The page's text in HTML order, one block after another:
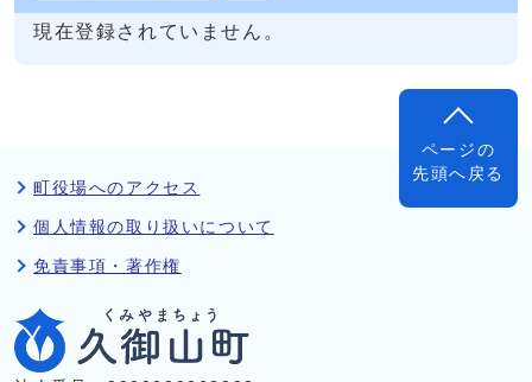
現在登録されていません。
ページの
先頭へ戻る
町役場へのアクセス
個人情報の取り扱いについて
免責事項・著作権